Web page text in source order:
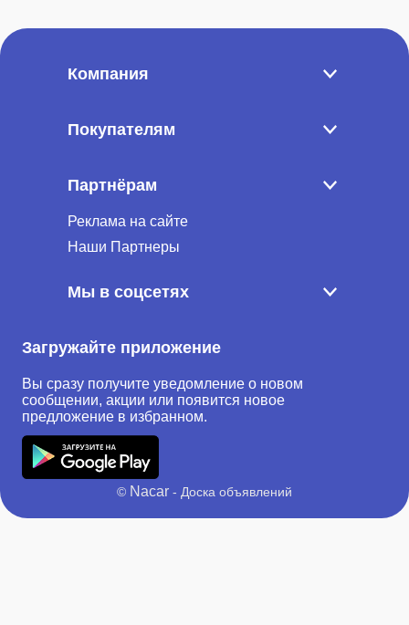
Компания
Покупателям
Партнёрам
Реклама на сайте
Наши Партнеры
Мы в соцсетях
Загружайте приложение
Вы сразу получите уведомление о новом
сообщении, акции или появится новое
предложение в избранном.
© Nacar - Доска объявлений